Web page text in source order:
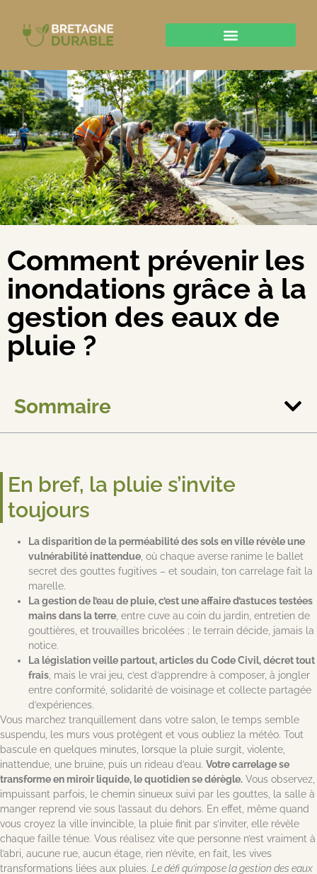
Comment prévenir les
inondations grâce à la
gestion des eaux de
pluie ?
Sommaire
En bref, la pluie s’invite
toujours
La disparition de la perméabilité des sols en ville révèle une
vulnérabilité inattendue , où chaque averse ranime le ballet
secret des gouttes fugitives – et soudain, ton carrelage fait la
marelle.
La gestion de l’eau de pluie, c’est une affaire d’astuces testées
mains dans la terre , entre cuve au coin du jardin, entretien de
gouttières, et trouvailles bricolées ; le terrain décide, jamais la
notice.
La législation veille partout, articles du Code Civil, décret tout
frais , mais le vrai jeu, c’est d’apprendre à composer, à jongler
entre conformité, solidarité de voisinage et collecte partagée
d’expériences.
Vous marchez tranquillement dans votre salon, le temps semble
suspendu, les murs vous protègent et vous oubliez la météo. Tout
bascule en quelques minutes, lorsque la pluie surgit, violente,
inattendue, une bruine, puis un rideau d’eau. Votre carrelage se
transforme en miroir liquide, le quotidien se dérègle. Vous observez,
impuissant parfois, le chemin sinueux suivi par les gouttes, la salle à
manger reprend vie sous l’assaut du dehors. En effet, même quand
vous croyez la ville invincible, la pluie finit par s’inviter, elle révèle
chaque faille ténue. Vous réalisez vite que personne n’est vraiment à
l’abri, aucune rue, aucun étage, rien n’évite, en fait, les vives
transformations liées aux pluies. Le défi qu’impose la gestion des eaux